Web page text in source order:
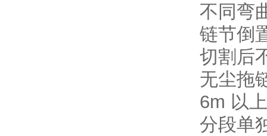
不同弯
链节倒
切割后
无尘拖
6m 以
分段单